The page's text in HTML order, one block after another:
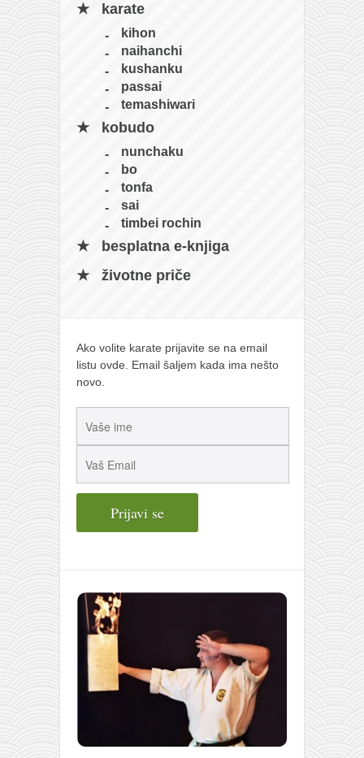
karate
kihon
naihanchi
kushanku
passai
temashiwari
kobudo
nunchaku
bo
tonfa
sai
timbei rochin
besplatna e-knjiga
životne priče
Ako volite karate prijavite se na email
listu ovde. Email šaljem kada ima nešto
novo.